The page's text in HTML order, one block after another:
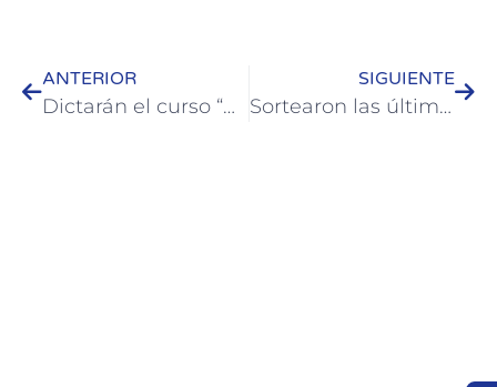
ANTERIOR
Dictarán el curso “Prevención para Guardavidas ante el COVID19”
SIGUIENTE
Sortearon las últimas viviendas del plan policial de Colón